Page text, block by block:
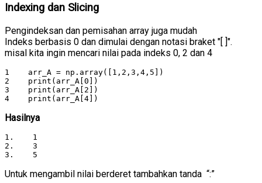
Indexing dan Slicing
Pengindeksan dan pemisahan array juga mudah
Indeks berbasis 0 dan dimulai dengan notasi braket "[ ]".
misal kita ingin mencari nilai pada indeks 0, 2 dan 4
1    arr_A = np.array([1,2,3,4,5])
2    print(arr_A[0])
3    print(arr_A[2])
4    print(arr_A[4])
Hasilnya
1.    1
2.    3
3.    5
Untuk mengambil nilai berderet tambahkan tanda “:”